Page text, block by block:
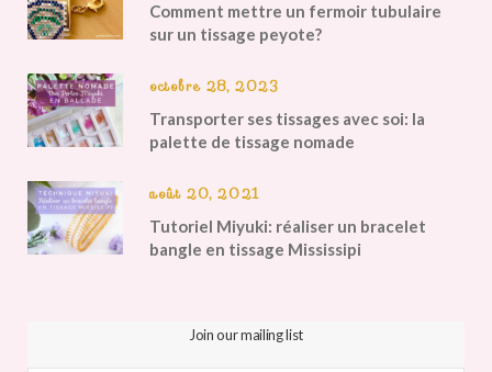
Comment mettre un fermoir tubulaire
sur un tissage peyote?
octobre 28, 2023
Transporter ses tissages avec soi: la
palette de tissage nomade
août 20, 2021
Tutoriel Miyuki: réaliser un bracelet
bangle en tissage Mississipi
Join our mailing list